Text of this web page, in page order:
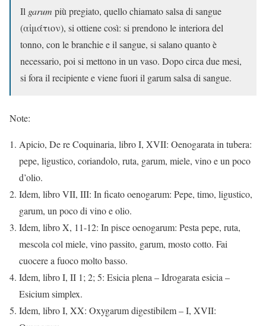
Il garum più pregiato, quello chiamato salsa di sangue
(αἱμάτιον), si ottiene così: si prendono le interiora del
tonno, con le branchie e il sangue, si salano quanto è
necessario, poi si mettono in un vaso. Dopo circa due mesi,
si fora il recipiente e viene fuori il garum salsa di sangue.
Note:
Apicio, De re Coquinaria, libro I, XVII: Oenogarata in tubera:
pepe, ligustico, coriandolo, ruta, garum, miele, vino e un poco
d’olio.
Idem, libro VII, III: In ficato oenogarum: Pepe, timo, ligustico,
garum, un poco di vino e olio.
Idem, libro X, 11-12: In pisce oenogarum: Pesta pepe, ruta,
mescola col miele, vino passito, garum, mosto cotto. Fai
cuocere a fuoco molto basso.
Idem, libro I, II 1; 2; 5: Esicia plena – Idrogarata esicia –
Esicium simplex.
Idem, libro I, XX: Oxygarum digestibilem – I, XVII: